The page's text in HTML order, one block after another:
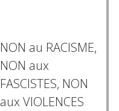
NON au RACISME,
NON aux
FASCISTES, NON
aux VIOLENCES